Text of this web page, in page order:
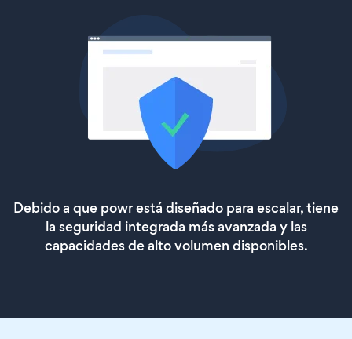
Debido a que powr está diseñado para escalar, tiene
la seguridad integrada más avanzada y las
capacidades de alto volumen disponibles.